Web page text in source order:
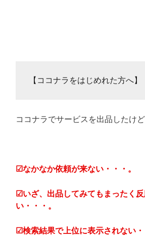
【ココナラをはじめれた方へ】
ココナラでサービスを出品したけど
☑なかなか依頼が来ない・・・。
☑いざ、出品してみてもまったく
い・・・。
☑検索結果で上位に表示されない・